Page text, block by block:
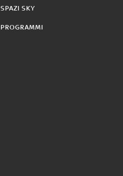
SPAZI SKY
PROGRAMMI